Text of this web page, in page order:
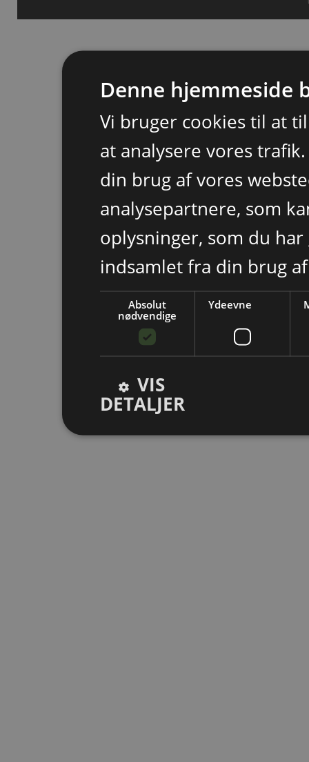
Denne hjemmeside
Vi bruger cookies til at
at analysere vores
din brug af vores
analysepartnere, som
oplysninger, som du
indsamlet fra din brug
Absolut
nødvendige
Ydeevne
VIS
DETALJER